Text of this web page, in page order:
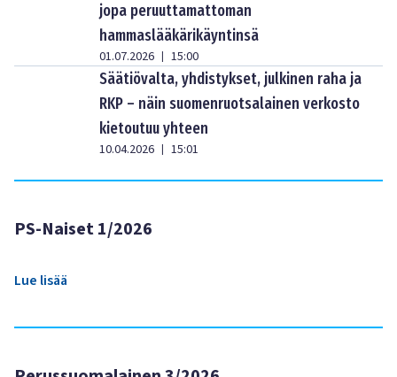
jopa peruuttamattoman
hammaslääkärikäyntinsä
01.07.2026 | 15:00
Säätiövalta, yhdistykset, julkinen raha ja
RKP – näin suomenruotsalainen verkosto
kietoutuu yhteen
10.04.2026 | 15:01
PS-Naiset 1/2026
Lue lisää